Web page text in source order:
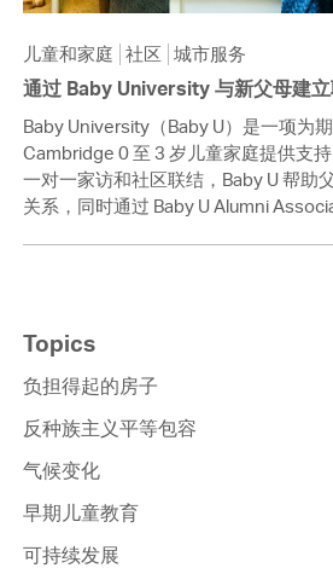
儿童和家庭 社区 城市服务
通过 Baby University 与新父母建
Baby University（Baby U）是一项为
Cambridge 0 至 3 岁儿童家庭提供支持
一对一家访和社区联结，Baby U 帮助
关系，同时通过 Baby U Alumni
Topics
负担得起的房子
反种族主义平等包容
气候变化
早期儿童教育
可持续发展